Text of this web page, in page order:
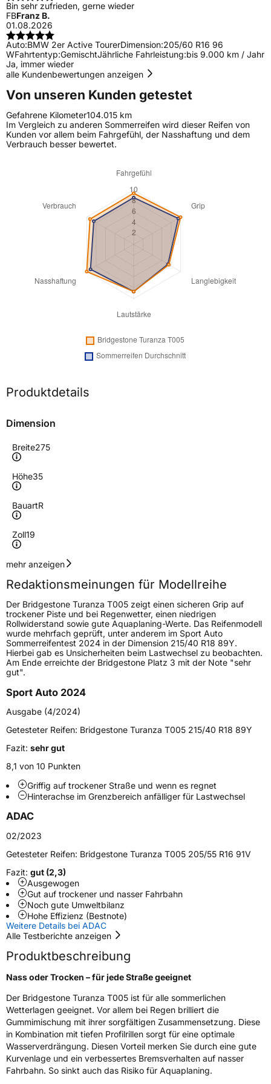
Bin sehr zufrieden, gerne wieder
FBFranz B.
01.08.2026
Auto:BMW 2er Active TourerDimension:205/60 R16 96
WFahrtentyp:GemischtJährliche Fahrleistung:bis 9.000 km / Jahr
Ja, immer wieder
alle Kundenbewertungen anzeigen
Von unseren Kunden getestet
Gefahrene Kilometer104.015 km
Im Vergleich zu anderen Sommerreifen wird dieser Reifen von
Kunden vor allem beim Fahrgefühl, der Nasshaftung und dem
Verbrauch besser bewertet.
Produktdetails
Dimension
Breite275
Höhe35
BauartR
Zoll19
Geschwindigkeitsindex
Höchstgeschwindigkeit
300 km/h
Lastindex100
Höchstlast800 kg
Gewicht (in kg)13,81 kg
FahrzeugtypPKW
VerwendungSommerreifen
Modellname
Turanza T005
Fahrzeugart
PKW & SUV
Weitere Eigenschaften
Schlauchtyp
ZustandNeureifen
VerstärktXL
RunflatRFT
Empfohlen für BMW*
EU Label
NasshaftungB
Rollgeräusch (Klasse)B
Rollgeräusch (dB) 71
mehr anzeigen
Redaktionsmeinungen für Modellreihe
Der Bridgestone Turanza T005 zeigt einen sicheren Grip auf
trockener Piste und bei Regenwetter, einen niedrigen
Rollwiderstand sowie gute Aquaplaning-Werte. Das Reifenmodell
wurde mehrfach geprüft, unter anderem im Sport Auto
Sommerreifentest 2024 in der Dimension 215/40 R18 89Y.
Hierbei gab es Unsicherheiten beim Lastwechsel zu beobachten.
Am Ende erreichte der Bridgestone Platz 3 mit der Note "sehr
gut".
Sport Auto 2024
Ausgabe (4/2024)
Getesteter Reifen: Bridgestone Turanza T005 215/40 R18 89Y
Fazit: sehr gut
8,1 von 10 Punkten
Griffig auf trockener Straße und wenn es regnet
Hinterachse im Grenzbereich anfälliger für Lastwechsel
ADAC
02/2023
Getesteter Reifen: Bridgestone Turanza T005 205/55 R16 91V
Fazit: gut (2,3)
Ausgewogen
Gut auf trockener und nasser Fahrbahn
Noch gute Umweltbilanz
Hohe Effizienz (Bestnote)
Weitere Details bei ADAC
Alle Testberichte anzeigen
Produktbeschreibung
Nass oder Trocken – für jede Straße geeignet
Der Bridgestone Turanza T005 ist für alle sommerlichen
Wetterlagen geeignet. Vor allem bei Regen brilliert die
Gummimischung mit ihrer sorgfältigen Zusammensetzung. Diese
in Kombination mit tiefen Profilrillen sorgt für eine optimale
Wasserverdrängung. Diesen Vorteil merken Sie durch eine gute
Kurvenlage und ein verbessertes Bremsverhalten auf nasser
Fahrbahn. So sinkt auch das Risiko für Aquaplaning.